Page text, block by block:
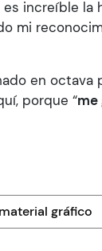
es increíble la
mi
en octava
porque “me
gráfico